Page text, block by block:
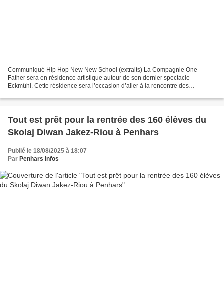
Communiqué Hip Hop New New School (extraits) La Compagnie One
Father sera en résidence artistique autour de son dernier spectacle
Eckmühl. Cette résidence sera l’occasion d’aller à la rencontre des
Tout est prêt pour la rentrée des 160 élèves du
Skolaj Diwan Jakez-Riou à Penhars
Publié le 18/08/2025 à 18:07
Par Penhars Infos